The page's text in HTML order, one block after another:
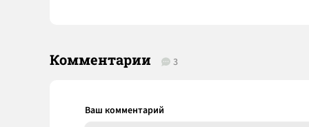
Комментарии 3